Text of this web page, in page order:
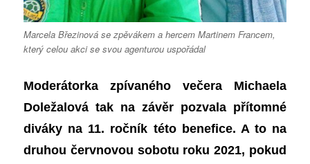
Marcela Březinová se zpěvákem a hercem Martinem Francem,
který celou akci se svou agenturou uspořádal
Moderátorka zpívaného večera Michaela
Doležalová tak na závěr pozvala přítomné
diváky na 11. ročník této benefice. A to na
druhou červnovou sobotu roku 2021, pokud